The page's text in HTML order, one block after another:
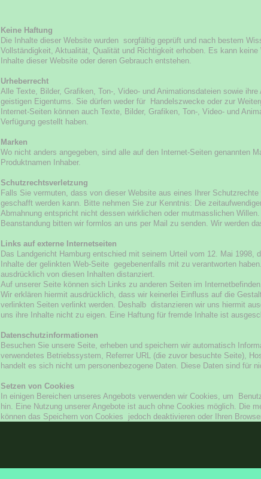
Keine Haftung
Die Inhalte dieser Website wurden sorgfältig geprüft und nach bestem
Vollständigkeit, Aktualität, Qualität und Richtigkeit erhoben. Es kann
Inhalte dieser Website oder deren Gebrauch entstehen.
Urheberrecht
Alle Texte, Bilder, Grafiken, Ton-, Video- und Animationsdateien sowie
geistigen Eigentums. Sie dürfen weder für Handelszwecke oder zur
Internet-Seiten können auch Texte, Bilder, Grafiken, Ton-, Video- und
Verfügung gestellt haben.
Marken
Wo nicht anders angegeben, sind alle auf den Internet-Seiten genannten
Produktnamen Inhaber.
Schutzrechtsverletzung
Falls Sie vermuten, dass von dieser Website aus eines Ihrer
geschafft werden kann. Bitte nehmen Sie zur Kenntnis: Die
Abmahnung entspricht nicht dessen wirklichen oder mutmasslichen Willen.
Beanstandung bitten wir formlos an uns per Mail zu senden. Wir werden
Links auf externe Internetseiten
Das Landgericht Hamburg entschied mit seinem Urteil vom 12. Mai
Inhalte der gelinkten Web-Seite gegebenenfalls mit zu verantworten
ausdrücklich von diesen Inhalten distanziert.
Auf unserer Seite können sich Links zu anderen Seiten im
Wir erklären hiermit ausdrücklich, dass wir keinerlei Einfluss auf die
verlinkten Seiten verlinkt werden. Deshalb distanzieren wir uns hiermit
uns ihre Inhalte nicht zu eigen. Eine Haftung für fremde Inhalte ist
Datenschutzinformationen
Besuchen Sie unsere Seite, erheben und speichern wir automatisch
verwendetes Betriebssystem, Referrer URL (die zuvor besuchte Seite),
handelt es sich nicht um personenbezogene Daten. Diese Daten sind für
Setzen von Cookies
In einigen Bereichen unseres Angebots verwenden wir Cookies, um
hin. Eine Nutzung unserer Angebote ist auch ohne Cookies möglich. Die
können das Speichern von Cookies jedoch deaktivieren oder Ihren